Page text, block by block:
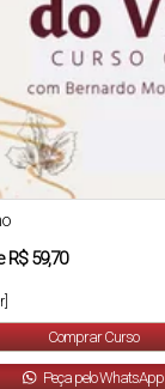
R$ 59,70
Comprar Curso
Peça pelo WhatsApp